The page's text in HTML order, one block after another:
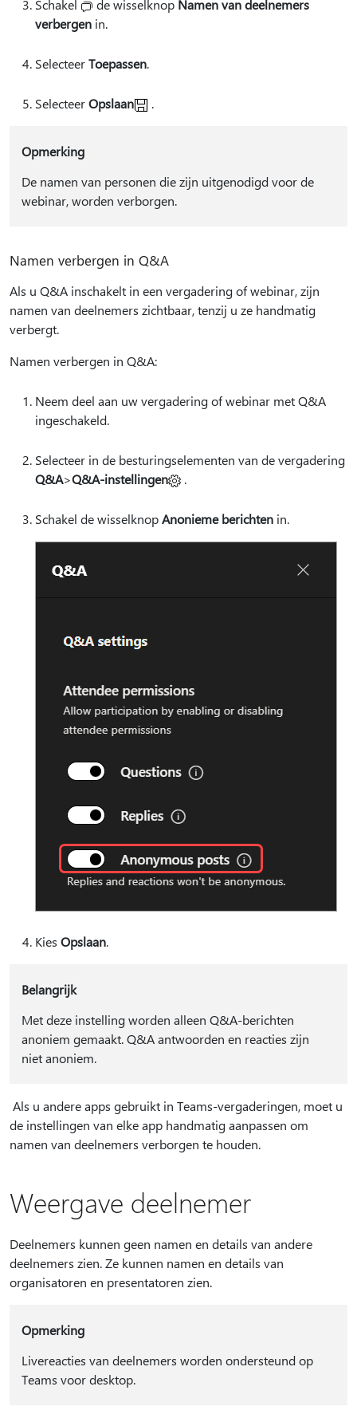
Schakel de wisselknop Namen van deelnemers
verbergen in.
SelecteerToepassen.
SelecteerOpslaan .
Opmerking
De namen van personen die zijn uitgenodigd voor de
webinar, worden verborgen.
Namen verbergen in Q&A
Als u Q&A inschakelt in een vergadering of webinar, zijn
namen van deelnemers zichtbaar, tenzij u ze handmatig
verbergt.
Namen verbergen in Q&A:
Neem deel aan uw vergadering of webinar met Q&A
ingeschakeld.
Selecteer in de besturingselementen van de vergadering
Q&A>Q&A-instellingen .
Schakel de wisselknopAnonieme berichten in.
Kies Opslaan.
Belangrijk
Met deze instelling worden alleen Q&A-berichten
anoniem gemaakt. Q&A antwoorden en reacties zijn
niet anoniem.
Als u andere apps gebruikt in Teams-vergaderingen, moet u
de instellingen van elke app handmatig aanpassen om
namen van deelnemers verborgen te houden.
Weergave deelnemer
Deelnemers kunnen geen namen en details van andere
deelnemers zien. Ze kunnen namen en details van
organisatoren en presentatoren zien.
Opmerking
Livereacties van deelnemers worden ondersteund op
Teams voor desktop.